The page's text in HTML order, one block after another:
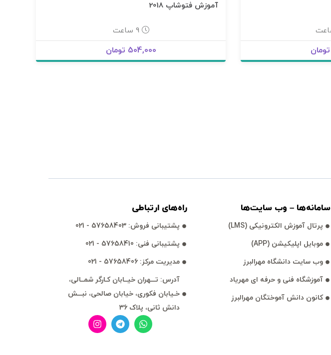
آموزش فتوشاپ 2018
9 ساعت
504,000 تومان
سامانه‌ها – وب سايت‌ها
پرتال آموزش الكترونیكی (LMS)
موبايل اپليكيشن (APP)
وب سايت دانشگاه مهرالبرز
آموزشگاه فنی و حرفه ای مهرياد
كانون دانش آموختگان مهرالبرز
راه‌های ارتباطی
پشتيبانی فروش: 57658403 - 021
پشتيبانی فنی: 57658410 - 021
مديريت مركز: 57658406 - 021
آدرس: تـــهران خيــابان كـارگر شمــالی،
خـيابان فكوری، خيابان صالحی، نبـــش
دانش ثانی، پلاک 36